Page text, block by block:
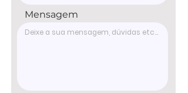
Mensagem